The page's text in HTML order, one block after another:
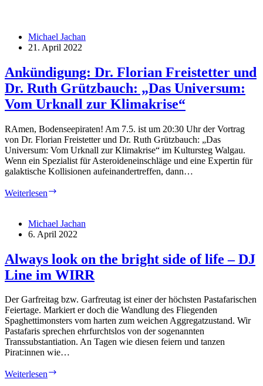
Michael Jachan
21. April 2022
Ankündigung: Dr. Florian Freistetter und
Dr. Ruth Grützbauch: „Das Universum:
Vom Urknall zur Klimakrise“
RAmen, Bodenseepiraten! Am 7.5. ist um 20:30 Uhr der Vortrag
von Dr. Florian Freistetter und Dr. Ruth Grützbauch: „Das
Universum: Vom Urknall zur Klimakrise“ im Kultursteg Walgau.
Wenn ein Spezialist für Asteroideneinschläge und eine Expertin für
galaktische Kollisionen aufeinandertreffen, dann…
Weiterlesen
Freistetter
und
Ruth
Grützbauch:
„Das
Vom
Urknall
zur
Klimakrise“
Michael Jachan
6. April 2022
Always look on the bright side of life – DJ
Line im WIRR
Der Garfreitag bzw. Garfreutag ist einer der höchsten Pastafarischen
Feiertage. Markiert er doch die Wandlung des Fliegenden
Spaghettimonsters vom harten zum weichen Aggregatzustand. Wir
Pastafaris sprechen ehrfurchtslos von der sogenannten
Transsubstantiation. An Tagen wie diesen feiern und tanzen
Pirat:innen wie…
Weiterlesen